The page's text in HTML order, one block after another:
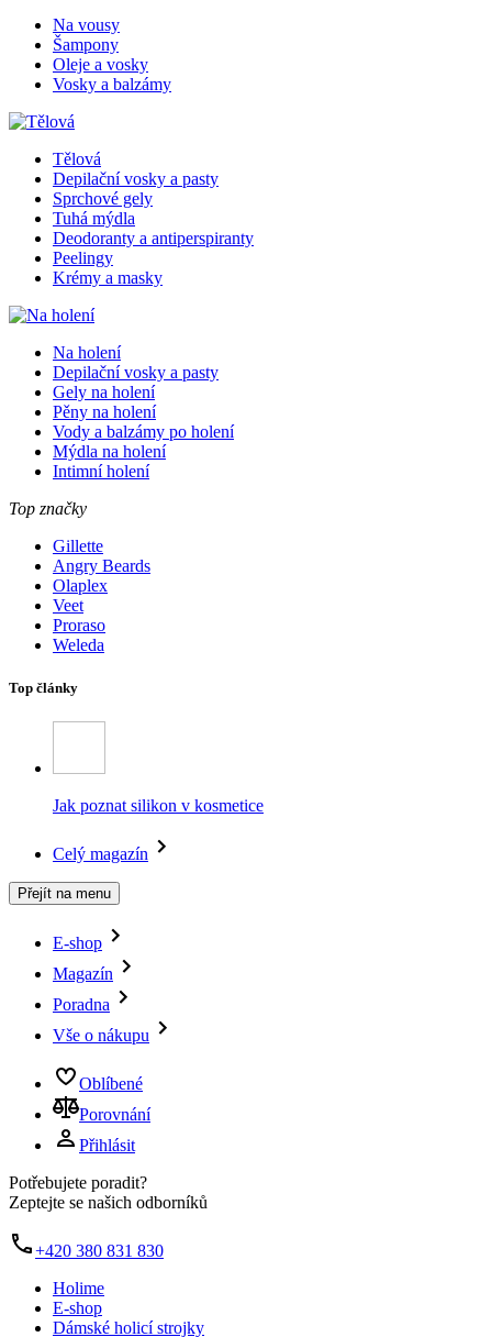
Na vousy
Šampony
Oleje a vosky
Vosky a balzámy
Tělová
Depilační vosky a pasty
Sprchové gely
Tuhá mýdla
Deodoranty a antiperspiranty
Peelingy
Krémy a masky
Na holení
Depilační vosky a pasty
Gely na holení
Pěny na holení
Vody a balzámy po holení
Mýdla na holení
Intimní holení
Top značky
Gillette
Angry Beards
Olaplex
Veet
Proraso
Weleda
Top články
Jak poznat silikon v kosmetice
Celý magazín
Přejít na menu
E-shop
Magazín
Poradna
Vše o nákupu
Oblíbené
Porovnání
Přihlásit
Potřebujete poradit?
Zeptejte se našich odborníků
+420 380 831 830
Holime
E-shop
Dámské holicí strojky